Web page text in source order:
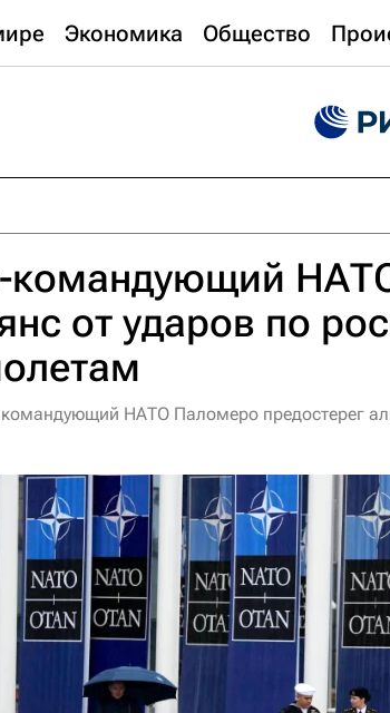
Экономика Общество
командующий
от ударов по
НАТО Паломеро предостерег